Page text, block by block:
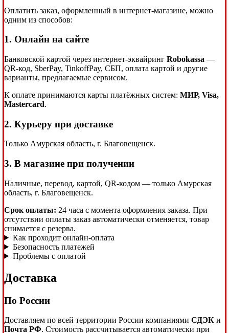
Оплатить заказ, оформленный в интернет-магазине, можно
одним из способов:
1. Онлайн на сайте
Банковской картой через интернет-эквайринг Robokassa —
QR-код, SberPay, TinkoffPay, СБП, оплата картой и другие
варианты, предлагаемые сервисом.
К оплате принимаются карты платёжных систем: МИР, Visa,
Mastercard.
2. Курьеру при доставке
Только Амурская область, г. Благовещенск.
3. В магазине при получении
Наличные, перевод, картой, QR-кодом — только Амурская
область, г. Благовещенск.
Срок оплаты: 24 часа с момента оформления заказа. При
отсутствии оплаты заказ автоматически отменяется, товар
снимается с резерва.
Как проходит онлайн-оплата
Безопасность платежей
Проблемы с оплатой
Доставка
По России
Доставляем по всей территории России компаниями СДЭК и
Почта РФ. Стоимость рассчитывается автоматически при